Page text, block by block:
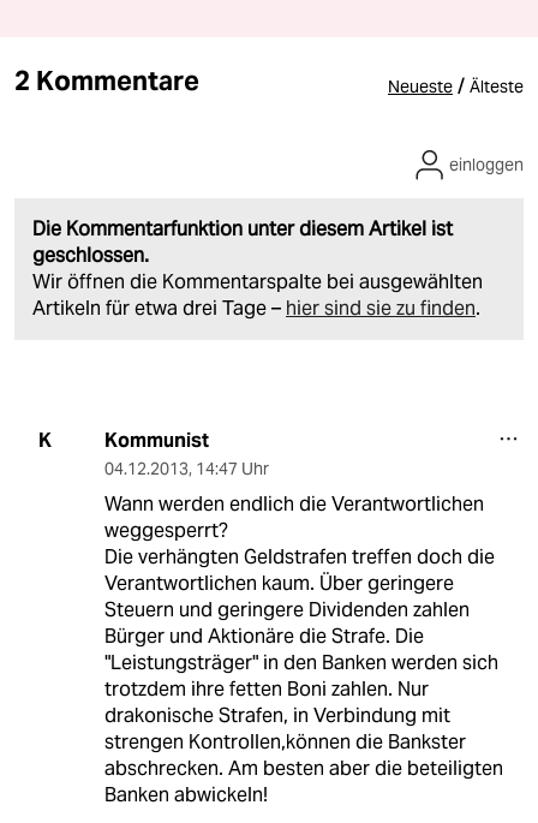
2 Kommentare Neueste / Älteste
Die Kommentarfunktion unter diesem Artikel ist
geschlossen.
Wir öffnen die Kommentarspalte bei ausgewählten
Artikeln für etwa drei Tage – hier sind sie zu finden.
einloggen
K Kommunist
04.12.2013, 14:47 Uhr
Wann werden endlich die Verantwortlichen
weggesperrt?
Die verhängten Geldstrafen treffen doch die
Verantwortlichen kaum. Über geringere
Steuern und geringere Dividenden zahlen
Bürger und Aktionäre die Strafe. Die
"Leistungsträger" in den Banken werden sich
trotzdem ihre fetten Boni zahlen. Nur
drakonische Strafen, in Verbindung mit
strengen Kontrollen,können die Bankster
abschrecken. Am besten aber die beteiligten
Banken abwickeln!